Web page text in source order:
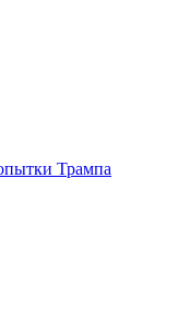
Трампа